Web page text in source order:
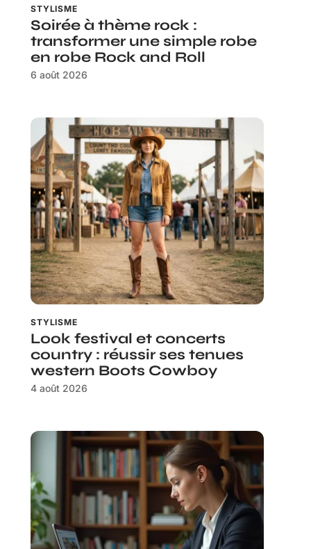
STYLISME
Soirée à thème rock :
transformer une simple robe
en robe Rock and Roll
6 août 2026
STYLISME
Look festival et concerts
country : réussir ses tenues
western Boots Cowboy
4 août 2026